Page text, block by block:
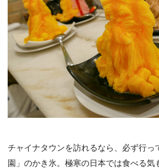
チャイナタウンを訪れるなら、必ず行っ
園」のかき氷。極寒の日本では食べる気